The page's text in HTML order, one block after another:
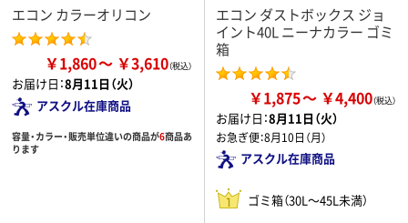
エコン カラーオリコン
￥1,860 ￥3,610
お届け日：8月11日（火）
アスクル在庫商品
容量・カラー・販売単位違いの商品が6商品あ
ります
エコン ダストボックス ジョ
イント40L ニーナカラー ゴミ
箱
￥1,875 ￥4,400
お届け日：8月11日（火）
お急ぎ便：8月10日（月）
アスクル在庫商品
ゴミ箱（30L～45L未満）